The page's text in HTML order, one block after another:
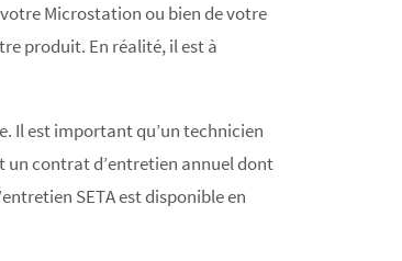
votre Microstation ou bien de votre
produit. En réalité, il est à
Il est important qu’un technicien
un contrat d’entretien annuel dont
SETA est disponible en